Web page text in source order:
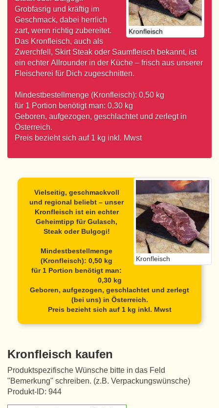
Kronfleisch
Grobfasrig und kräftig im
Geschmack, dabei herrlich
zart, wenn richtig zubereitet.
Das Kronfleisch, auch als
Zwerchfell, Skirt Steak oder Saumfleisch bekannt, ist
ein echter Allrounder in der Küche – frisch aus unserer
Fleischerei für Dich zugeschnitten.
Mindestbestellmenge (Kronfleisch): 0,50 kg
für 1 Portion benötigt man: 0,30 kg
Geboren, aufgezogen, geschlachtet und zerlegt in
Österreich.
Preis bezieht sich auf 1 kg inkl. Mwst
Kronfleisch
Vielseitig, geschmackvoll
und regional beliebt – unser
Kronfleisch ist ein echter
Geheimtipp für Gulasch,
Steak oder Bulgogi!
Mindestbestellmenge
(Kronfleisch): 0,50 kg
für 1 Portion benötigt man:
0,30 kg
Geboren, aufgezogen, geschlachtet und zerlegt
(bei uns) in Österreich.
Preis bezieht sich auf 1 kg inkl. Mwst
Kronfleisch kaufen
Produktspezifische Wünsche bitte in das Feld
"Bemerkung" schreiben. (z.B. Verpackungswünsche)
Produkt-ID: 944